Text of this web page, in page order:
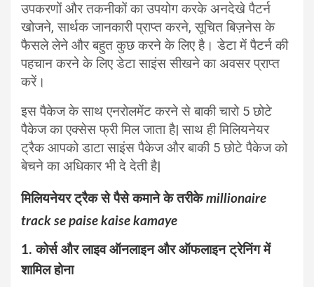
उपकरणों और तकनीकों का उपयोग करके अनदेखे पैटर्न
खोजने, सार्थक जानकारी प्राप्त करने, सूचित बिज़नेस के
फैसले लेने और बहुत कुछ करने के लिए है। डेटा में पैटर्न की
पहचान करने के लिए डेटा साइंस सीखने का अवसर प्राप्त
करें।
इस पैकेज के साथ एनरोलमेंट करने से बाकी चारो 5 छोटे
पैकेज का एक्सेस फ्री मिल जाता है| साथ ही मिलियनेयर
ट्रैक आपको डाटा साइंस पैकेज और बाकी 5 छोटे पैकेज को
बेचने का अधिकार भी दे देती है|
मिलियनेयर ट्रैक से पैसे कमाने के तरीकेmillionaire
track se paise kaise kamaye
1. कोर्स और लाइव ऑनलाइन और ऑफलाइन ट्रेनिंग में
शामिल होना